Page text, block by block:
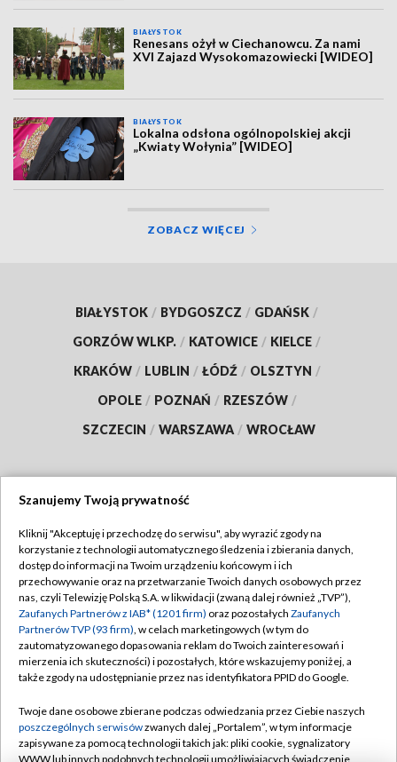
BIAŁYSTOK
Renesans ożył w Ciechanowcu. Za nami
XVI Zajazd Wysokomazowiecki [WIDEO]
BIAŁYSTOK
Lokalna odsłona ogólnopolskiej akcji
„Kwiaty Wołynia” [WIDEO]
ZOBACZ WIĘCEJ
BIAŁYSTOK / BYDGOSZCZ / GDAŃSK /
GORZÓW WLKP. / KATOWICE / KIELCE /
KRAKÓW / LUBLIN / ŁÓDŹ / OLSZTYN /
OPOLE / POZNAŃ / RZESZÓW /
SZCZECIN / WARSZAWA / WROCŁAW
TVP
Abonament TVP
Emisja w TVP
Centrum informacji TVP
Naziemna Telewizja Cyfrowa
Rada Programowa
System NOS
Regulamin TVP
Polityka prywatności
Moje zgody
Pomoc
Kontakt
Szanujemy Twoją prywatność
Kliknij "Akceptuję i przechodzę do serwisu", aby wyrazić zgody na
korzystanie z technologii automatycznego śledzenia i zbierania danych,
dostęp do informacji na Twoim urządzeniu końcowym i ich
przechowywanie oraz na przetwarzanie Twoich danych osobowych przez
nas, czyli Telewizję Polską S.A. w likwidacji (zwaną dalej również „TVP”),
Zaufanych Partnerów z IAB* (1201 firm) oraz pozostałych Zaufanych
Partnerów TVP (93 firm), w celach marketingowych (w tym do
zautomatyzowanego dopasowania reklam do Twoich zainteresowań i
mierzenia ich skuteczności) i pozostałych, które wskazujemy poniżej, a
także zgody na udostępnianie przez nas identyfikatora PPID do Google.
Twoje dane osobowe zbierane podczas odwiedzania przez Ciebie naszych
poszczególnych serwisówzwanych dalej „Portalem”, w tym informacje
zapisywane za pomocą technologii takich jak: pliki cookie, sygnalizatory
WWW lub innych podobnych technologii umożliwiających świadczenie